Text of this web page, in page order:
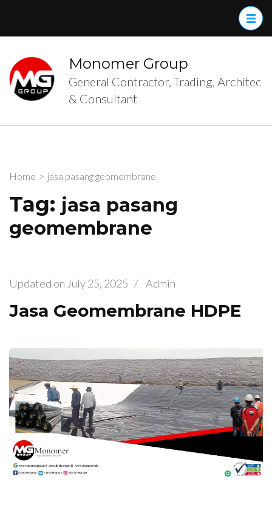
(Press
Enter)
Monomer Group
General Contractor, Trading, Architec
& Consultant
Home > jasa pasang geomembrane
Tag: jasa pasang
geomembrane
Updated on July 25, 2025 / Admin
Jasa Geomembrane HDPE